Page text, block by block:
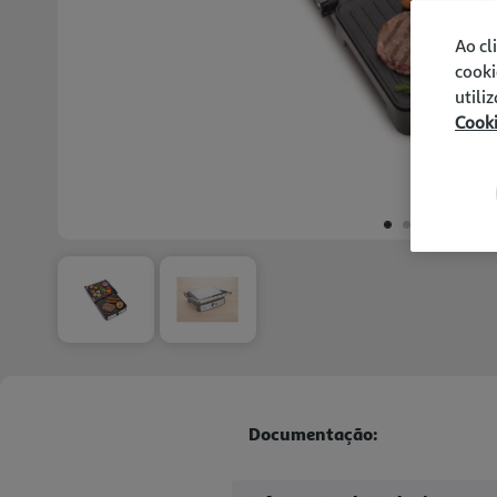
Documentação:
Ao